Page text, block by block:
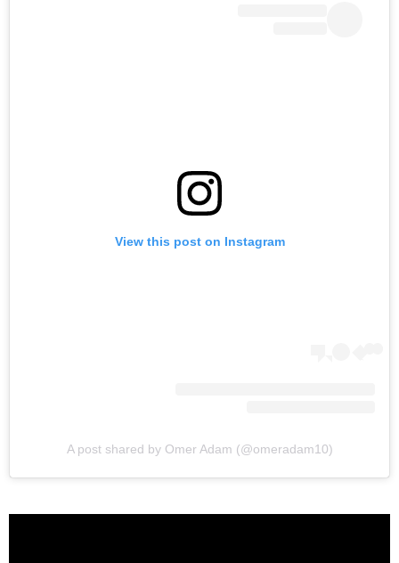
View this post on Instagram
A post shared by Omer Adam (@omeradam10)
ראשי